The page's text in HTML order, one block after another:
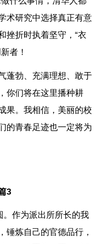
术研究中选择真正有意
挫折时执着坚守，“衣
者！
蓬勃、充满理想、敢于
你们将在这里播种耕
果。我相信，美丽的校
的青春足迹也一定将为
3
。作为派出所所长的我
锤炼自己的官德品行，